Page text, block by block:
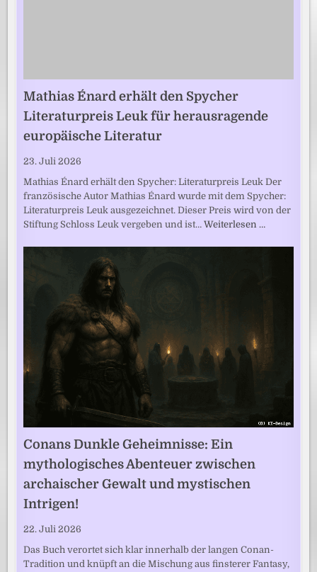
Mathias Énard erhält den Spycher
Literaturpreis Leuk für herausragende
europäische Literatur
23. Juli 2026
Mathias Énard erhält den Spycher: Literaturpreis Leuk Der
französische Autor Mathias Énard wurde mit dem Spycher:
Literaturpreis Leuk ausgezeichnet. Dieser Preis wird von der
Stiftung Schloss Leuk vergeben und ist…Weiterlesen …
Conans Dunkle Geheimnisse: Ein
mythologisches Abenteuer zwischen
archaischer Gewalt und mystischen
Intrigen!
22. Juli 2026
Das Buch verortet sich klar innerhalb der langen Conan-
Tradition und knüpft an die Mischung aus finsterer Fantasy,